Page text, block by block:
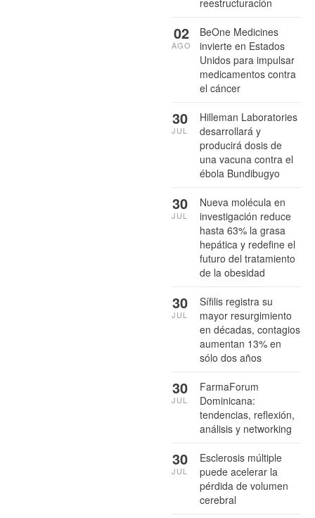
reestructuración
BeOne Medicines
invierte en Estados
Unidos para impulsar
medicamentos contra
el cáncer
02
AGO
Hilleman Laboratories
desarrollará y
producirá dosis de
una vacuna contra el
ébola Bundibugyo
30
JUL
Nueva molécula en
investigación reduce
hasta 63% la grasa
hepática y redefine el
futuro del tratamiento
de la obesidad
30
JUL
Sífilis registra su
mayor resurgimiento
en décadas, contagios
aumentan 13% en
sólo dos años
30
JUL
FarmaForum
Dominicana:
tendencias, reflexión,
análisis y networking
30
JUL
Esclerosis múltiple
puede acelerar la
pérdida de volumen
cerebral
30
JUL